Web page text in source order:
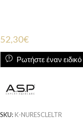
52,30€
Ρωτήστε έναν ειδικό
SKU: K-NURESCLELTR